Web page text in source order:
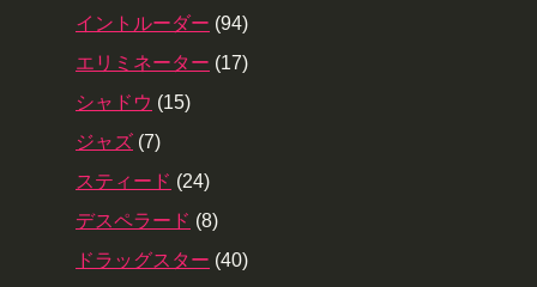
イントルーダー (94)
エリミネーター (17)
シャドウ (15)
ジャズ (7)
スティード (24)
デスペラード (8)
ドラッグスター (40)